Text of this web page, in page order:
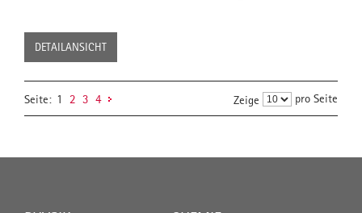
DETAILANSICHT
Seite: 1 2 3 4 Zeige pro Seite